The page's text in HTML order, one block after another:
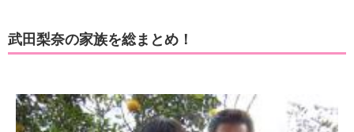
武田梨奈の家族を総まとめ！